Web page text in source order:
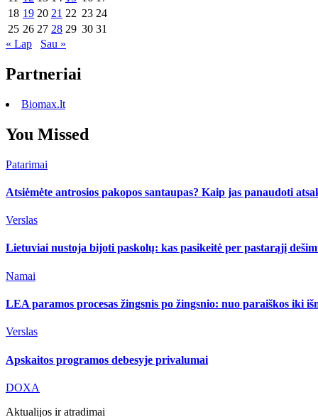
18 19 20 21 22 23 24
25 26 27 28 29 30 31
« Lap
Sau »
Partneriai
Biomax.lt
You Missed
Patarimai
Atsiėmėte antrosios pakopos santaupas? Kaip jas panaudoti
Verslas
Lietuviai nustoja bijoti paskolų: kas pasikeitė per pastarąjį
Namai
LEA paramos procesas žingsnis po žingsnio: nuo paraiškos iki
Verslas
Apskaitos programos debesyje privalumai
DOXA
Aktualijos ir atradimai